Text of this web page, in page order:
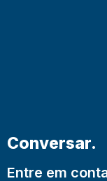
Conversar.
Entre em